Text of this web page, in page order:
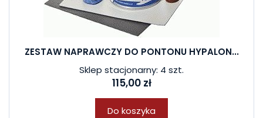
ZESTAW NAPRAWCZY DO PONTONU HYPALON...
Sklep stacjonarny: 4 szt.
115,00 zł
Do koszyka